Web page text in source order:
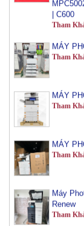
| C600
Tham
Tham
Tham
Tham
Renew
Tham